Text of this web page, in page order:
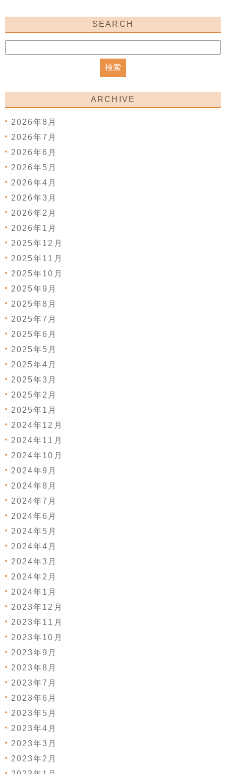
SEARCH
ARCHIVE
2026年8月
2026年7月
2026年6月
2026年5月
2026年4月
2026年3月
2026年2月
2026年1月
2025年12月
2025年11月
2025年10月
2025年9月
2025年8月
2025年7月
2025年6月
2025年5月
2025年4月
2025年3月
2025年2月
2025年1月
2024年12月
2024年11月
2024年10月
2024年9月
2024年8月
2024年7月
2024年6月
2024年5月
2024年4月
2024年3月
2024年2月
2024年1月
2023年12月
2023年11月
2023年10月
2023年9月
2023年8月
2023年7月
2023年6月
2023年5月
2023年4月
2023年3月
2023年2月